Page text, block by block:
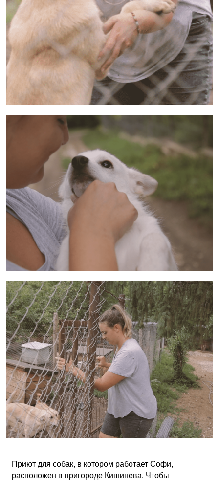
Приют для собак, в котором работает Софи,
расположен в пригороде Кишинева. Чтобы